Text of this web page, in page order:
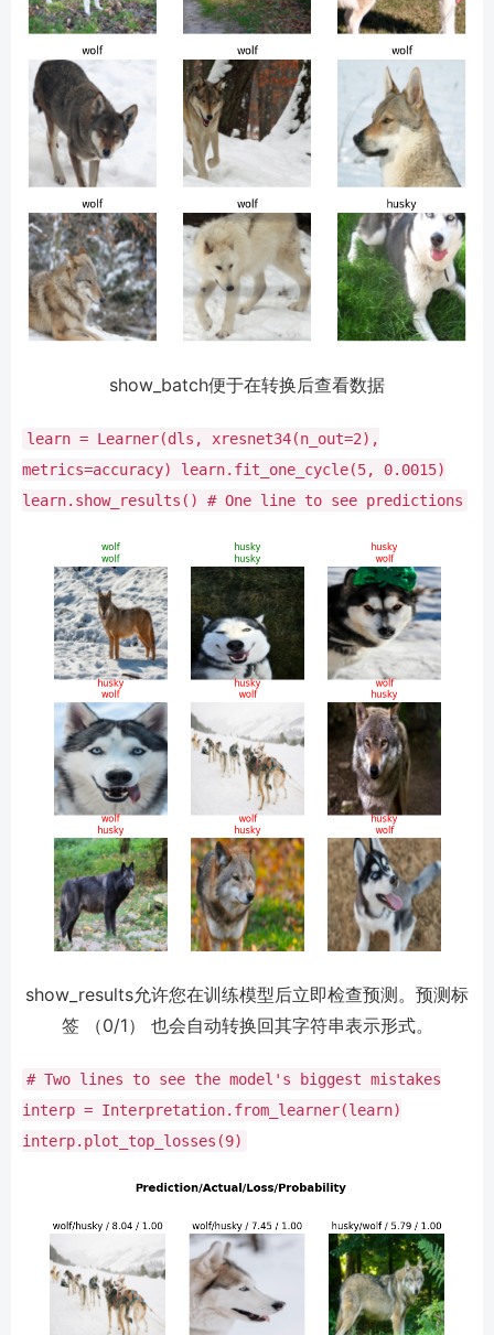
show_batch便于在转换后查看数据
learn = Learner(dls, xresnet34(n_out=2),
metrics=accuracy) learn.fit_one_cycle(5, 0.0015)
learn.show_results() # One line to see predictions
show_results允许您在训练模型后立即检查预测。预测标
签 （0/1） 也会自动转换回其字符串表示形式。
# Two lines to see the model's biggest mistakes
interp = Interpretation.from_learner(learn)
interp.plot_top_losses(9)